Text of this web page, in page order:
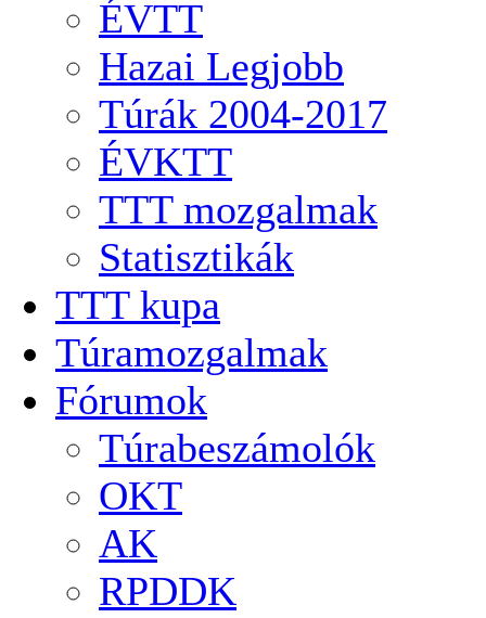
ÉVTT
Hazai Legjobb
Túrák 2004-2017
ÉVKTT
TTT mozgalmak
Statisztikák
TTT kupa
Túramozgalmak
Fórumok
Túrabeszámolók
OKT
AK
RPDDK